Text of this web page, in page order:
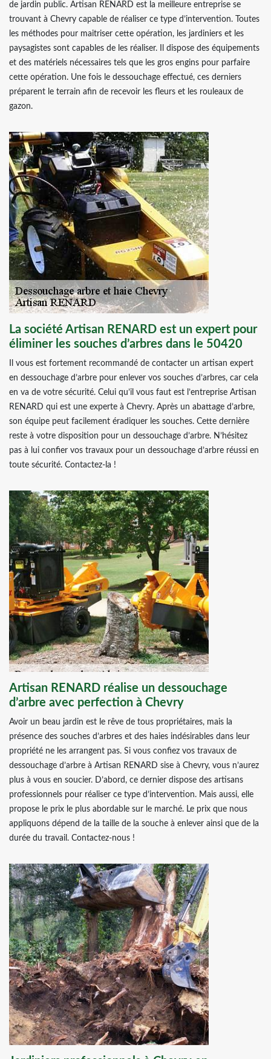
de jardin public. Artisan RENARD est la meilleure entreprise se
trouvant à Chevry capable de réaliser ce type d’intervention. Toutes
les méthodes pour maitriser cette opération, les jardiniers et les
paysagistes sont capables de les réaliser. Il dispose des équipements
et des matériels nécessaires tels que les gros engins pour parfaire
cette opération. Une fois le dessouchage effectué, ces derniers
préparent le terrain afin de recevoir les fleurs et les rouleaux de
gazon.
La société Artisan RENARD est un expert pour
éliminer les souches d’arbres dans le 50420
Il vous est fortement recommandé de contacter un artisan expert
en dessouchage d’arbre pour enlever vos souches d’arbres, car cela
en va de votre sécurité. Celui qu’il vous faut est l’entreprise Artisan
RENARD qui est une experte à Chevry. Après un abattage d’arbre,
son équipe peut facilement éradiquer les souches. Cette dernière
reste à votre disposition pour un dessouchage d’arbre. N’hésitez
pas à lui confier vos travaux pour un dessouchage d’arbre réussi en
toute sécurité. Contactez-la !
Artisan RENARD réalise un dessouchage
d’arbre avec perfection à Chevry
Avoir un beau jardin est le rêve de tous propriétaires, mais la
présence des souches d’arbres et des haies indésirables dans leur
propriété ne les arrangent pas. Si vous confiez vos travaux de
dessouchage d’arbre à Artisan RENARD sise à Chevry, vous n’aurez
plus à vous en soucier. D’abord, ce dernier dispose des artisans
professionnels pour réaliser ce type d’intervention. Mais aussi, elle
propose le prix le plus abordable sur le marché. Le prix que nous
appliquons dépend de la taille de la souche à enlever ainsi que de la
durée du travail. Contactez-nous !